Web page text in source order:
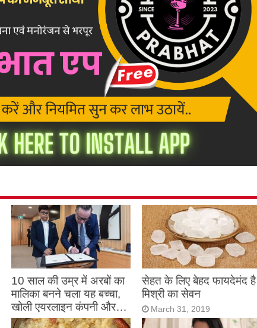
10 साल की उम्र में अरबों का
मालिका बनने चला यह बच्चा,
खोली एयरलाइन कंपनी और…
March 31, 2019
सेहत के लिए बेहद फायदेमंद है
मिश्री का सेवन
March 31, 2019